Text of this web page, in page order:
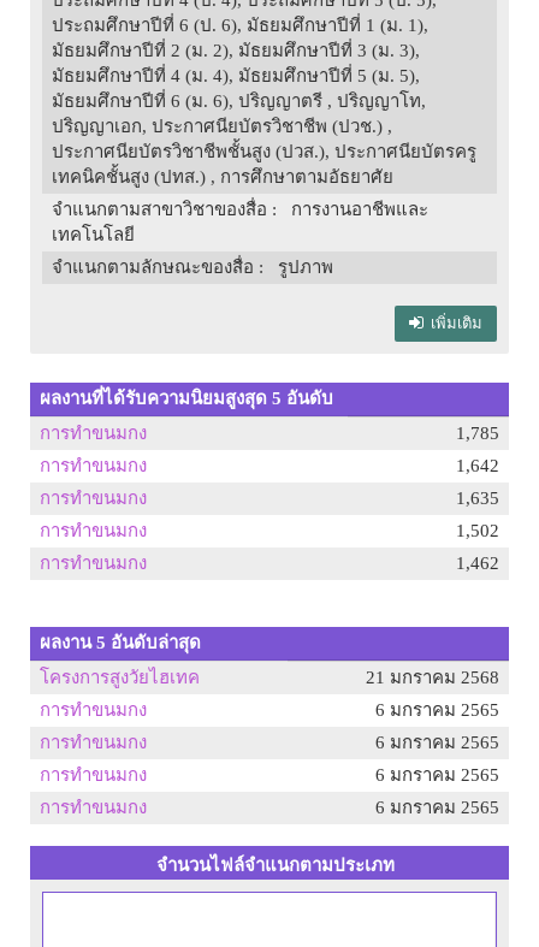
ประถมศึกษาปีที่ 6 (ป. 6), มัธยมศึกษาปีที่ 1 (ม. 1),
มัธยมศึกษาปีที่ 2 (ม. 2), มัธยมศึกษาปีที่ 3 (ม. 3),
มัธยมศึกษาปีที่ 4 (ม. 4), มัธยมศึกษาปีที่ 5 (ม. 5),
มัธยมศึกษาปีที่ 6 (ม. 6), ปริญญาตรี , ปริญญาโท,
ปริญญาเอก, ประกาศนียบัตรวิชาชีพ (ปวช.) ,
ประกาศนียบัตรวิชาชีพชั้นสูง (ปวส.), ประกาศนียบัตรครู
เทคนิคชั้นสูง (ปทส.) , การศึกษาตามอัธยาศัย
จำแนกตามสาขาวิชาของสื่อ : การงานอาชีพและ
เทคโนโลยี
จำแนกตามลักษณะของสื่อ : รูปภาพ
เพิ่มเติม
ผลงานที่ได้รับความนิยมสูงสุด 5 อันดับ
การทำขนมกง
1,785
การทำขนมกง
1,642
การทำขนมกง
1,635
การทำขนมกง
1,502
การทำขนมกง
1,462
ผลงาน 5 อันดับล่าสุด
โครงการสูงวัยไฮเทค
21 มกราคม 2568
การทำขนมกง
6 มกราคม 2565
การทำขนมกง
6 มกราคม 2565
การทำขนมกง
6 มกราคม 2565
การทำขนมกง
6 มกราคม 2565
จำนวนไฟล์จำแนกตามประเภท